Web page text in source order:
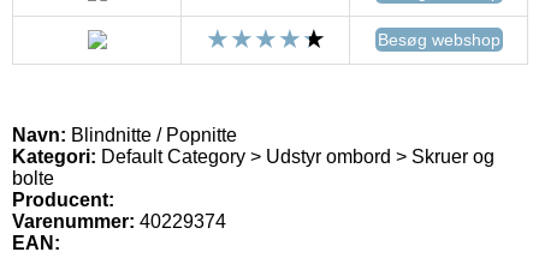
Besøg webshop
Navn: Blindnitte / Popnitte
Kategori: Default Category > Udstyr ombord > Skruer og
bolte
Producent:
Varenummer: 40229374
EAN: